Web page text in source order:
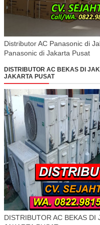
Distributor AC Panasonic di
Panasonic di Jakarta Pusat
DISTRIBUTOR AC BEKAS DI
JAKARTA PUSAT
DISTRIBUTOR AC BEKAS DI